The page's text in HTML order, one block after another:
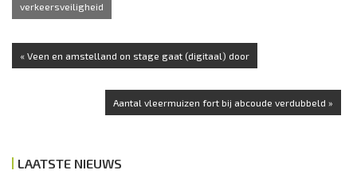
verkeersveiligheid
« Veen en amstelland on stage gaat (digitaal) door
Aantal vleermuizen fort bij abcoude verdubbeld »
LAATSTE NIEUWS